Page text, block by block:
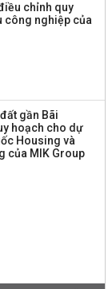
chỉnh quy
công nghiệp của
gần Bãi
hoạch cho dự
Housing và
của MIK Group